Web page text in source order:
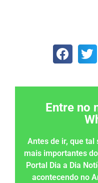
Entre no
Antes de ir, que
mais importantes
Portal Dia a Dia
acontecendo no